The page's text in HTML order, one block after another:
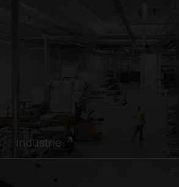
Industrie